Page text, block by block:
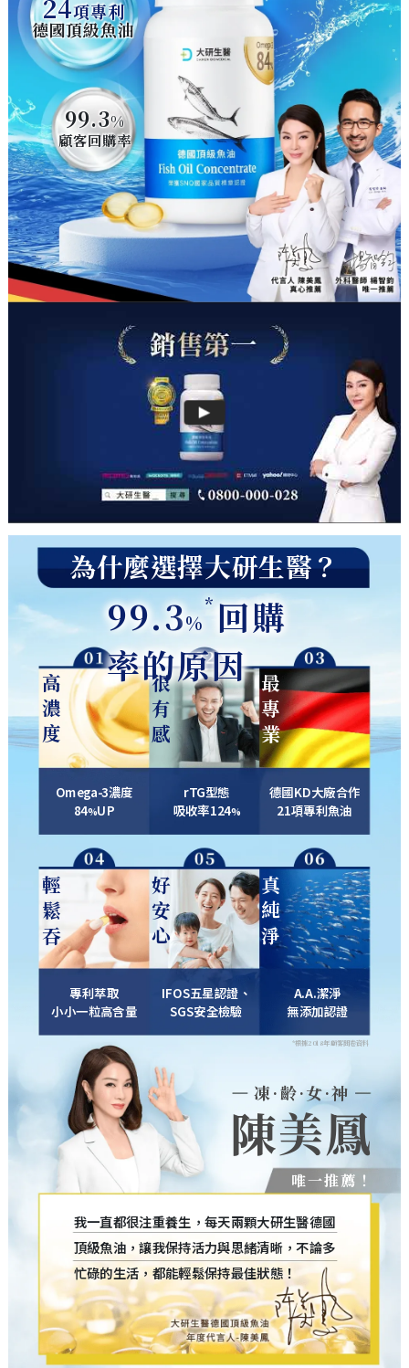
24項專利
德國頂級魚油
99.3%
顧客回購率
為什麼選擇大研生醫？
99.3%
*回購
率的原因
高濃度 很有感 最專業
輕鬆吞 好安心 真純淨
Omega-3濃度
84%UP
rTG型態
吸收率124%
德國KD大廠合作
21項專利魚油
專利萃取
小小一粒高含量
IFOS五星認證、
SGS安全檢驗
A.A.潔淨
無添加認證
*根據2018年顧客問卷資料
凍·齡·女·神
陳美鳳
唯一推薦！
我一直都很注重養生，每天兩顆大研生醫德國
頂級魚油，讓我保持活力與思緒清晰，不論多
忙碌的生活，都能輕鬆保持最佳狀態！